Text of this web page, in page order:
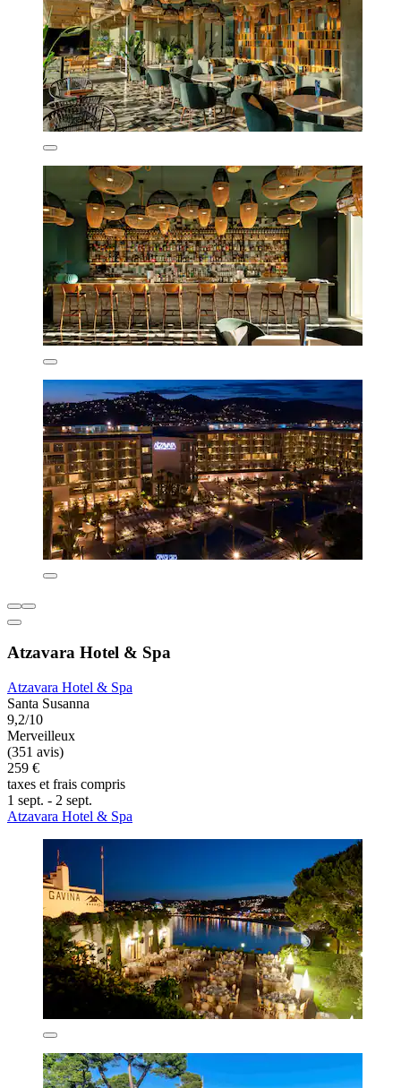
Atzavara Hotel & Spa
Atzavara Hotel & Spa
Santa Susanna
9,2/10
Merveilleux
(351 avis)
259 €
taxes et frais compris
1 sept. - 2 sept.
Atzavara Hotel & Spa